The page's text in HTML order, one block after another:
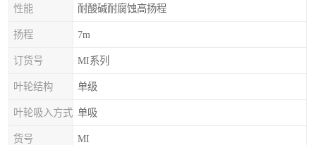
性能 耐酸碱耐腐蚀高扬程
扬程 7m
订货号 MI系列
叶轮结构 单级
叶轮吸入方式 单吸
货号 MI